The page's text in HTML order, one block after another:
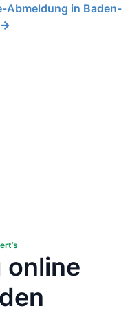
Abmeldung in Baden-
online